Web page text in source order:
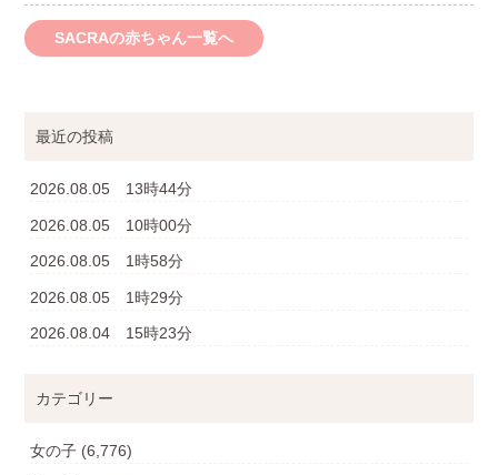
SACRAの赤ちゃん一覧へ
最近の投稿
2026.08.05 13時44分
2026.08.05 10時00分
2026.08.05 1時58分
2026.08.05 1時29分
2026.08.04 15時23分
カテゴリー
女の子 (6,776)